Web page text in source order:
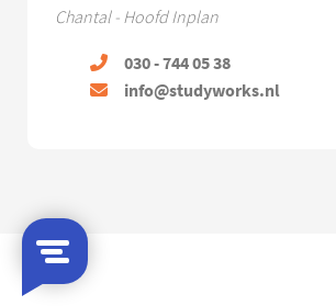
Chantal - Hoofd Inplan
030 - 744 05 38
info@studyworks.nl